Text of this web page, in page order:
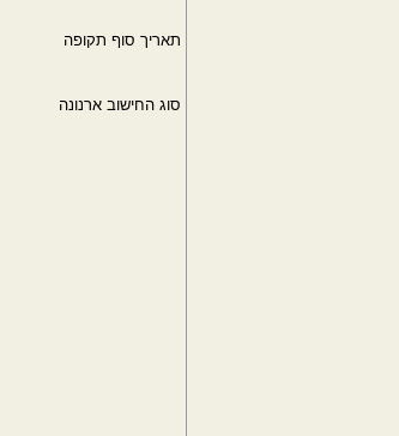
תאריך סוף תקופה
סוג החישוב ארנונה